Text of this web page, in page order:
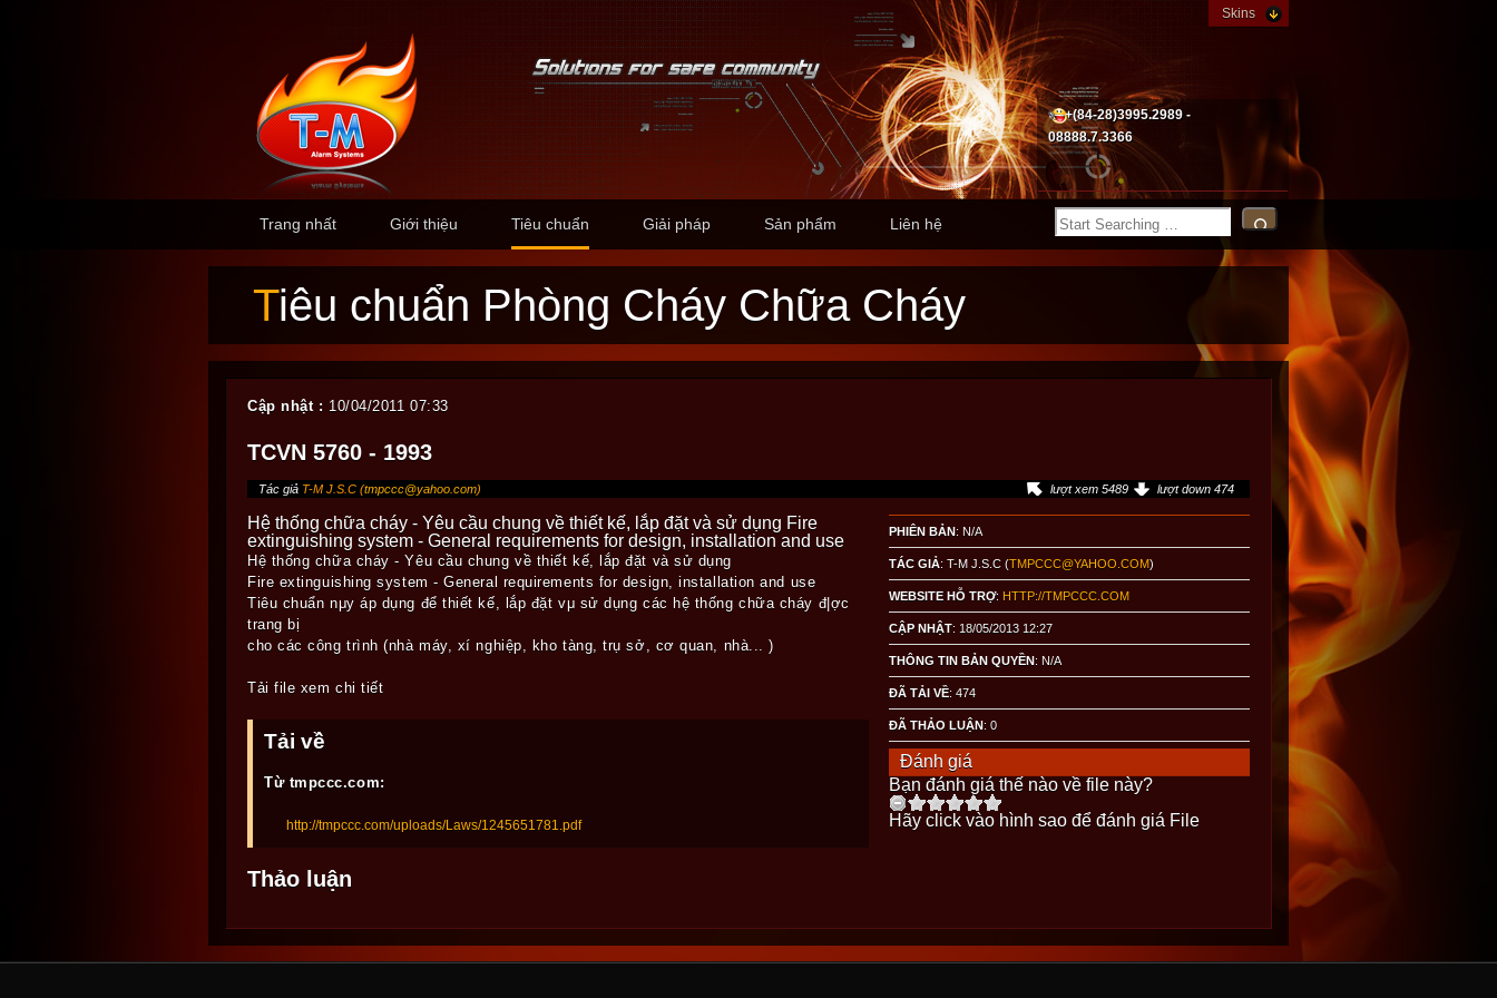
Skins
+(84-28)3995.2989 -
08888.7.3366
Trang nhất Giới thiệu Tiêu chuẩn Giải pháp Sản phẩm Liên hệ
Tiêu chuẩn Phòng Cháy Chữa Cháy
Cập nhật : 10/04/2011 07:33
TCVN 5760 - 1993
Tác giả T-M J.S.C (tmpccc@yahoo.com) lượt xem 5489 lượt down 474
Hệ thống chữa cháy - Yêu cầu chung về thiết kế, lắp đặt và sử dụng Fire
extinguishing system - General requirements for design, installation and use
Hệ thống chữa cháy - Yêu cầu chung về thiết kế, lắp đặt và sử dụng
Fire extinguishing system - General requirements for design, installation and use
Tiêu chuẩn nμy áp dụng để thiết kế, lắp đặt vμ sử dụng các hệ thống chữa cháy đ|ợc
trang bị
cho các công trình (nhà máy, xí nghiệp, kho tàng, trụ sở, cơ quan, nhà... )
Tải file xem chi tiết
Tải về
Từ tmpccc.com:
http://tmpccc.com/uploads/Laws/1245651781.pdf
PHIÊN BẢN: N/A
TÁC GIẢ: T-M J.S.C (TMPCCC@YAHOO.COM)
WEBSITE HỖ TRỢ: HTTP://TMPCCC.COM
CẬP NHẬT: 18/05/2013 12:27
THÔNG TIN BẢN QUYỀN: N/A
ĐÃ TẢI VỀ: 474
ĐÃ THẢO LUẬN: 0
Đánh giá
Bạn đánh giá thế nào về file này?
Hãy click vào hình sao để đánh giá File
Thảo luận